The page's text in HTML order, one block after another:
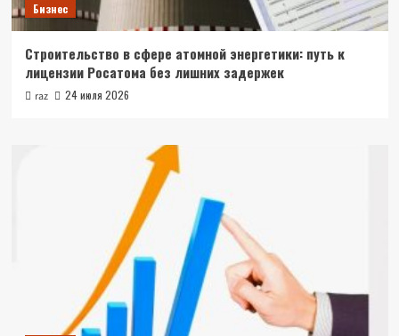
Бизнес
Строительство в сфере атомной энергетики: путь к
лицензии Росатома без лишних задержек
raz 24 июля 2026